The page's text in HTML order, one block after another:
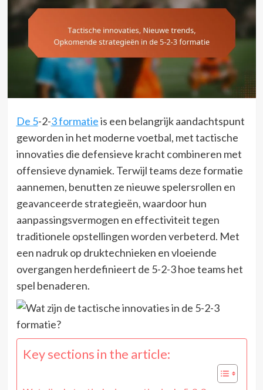
De 5-2-3 formatieis een belangrijk aandachtspunt
geworden in het moderne voetbal, met tactische
innovaties die defensieve kracht combineren met
offensieve dynamiek. Terwijl teams deze formatie
aannemen, benutten ze nieuwe spelersrollen en
geavanceerde strategieën, waardoor hun
aanpassingsvermogen en effectiviteit tegen
traditionele opstellingen worden verbeterd. Met
een nadruk op druktechnieken en vloeiende
overgangen herdefinieert de 5-2-3 hoe teams het
spel benaderen.
Key sections in the article: